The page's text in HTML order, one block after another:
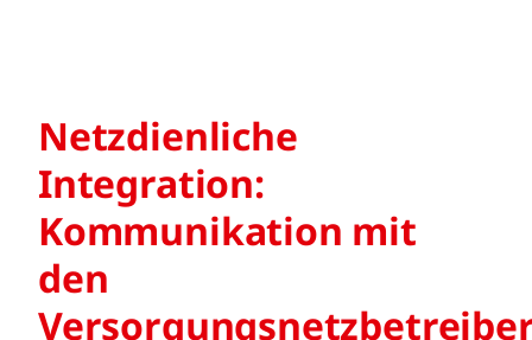
Netzdienliche
Integration:
Kommunikation mit
den